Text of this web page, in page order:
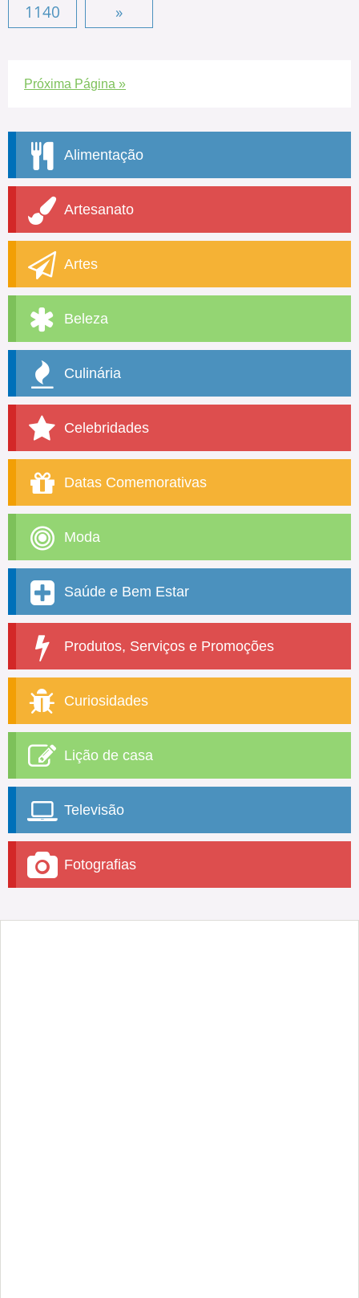
1140
»
Próxima Página »
Alimentação
Artesanato
Artes
Beleza
Culinária
Celebridades
Datas Comemorativas
Moda
Saúde e Bem Estar
Produtos, Serviços e Promoções
Curiosidades
Lição de casa
Televisão
Fotografias